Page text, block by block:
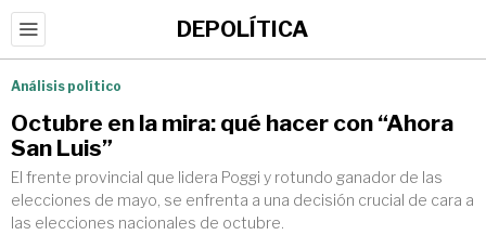
DEPOLÍTICA
Análisis político
Octubre en la mira: qué hacer con “Ahora
San Luis”
El frente provincial que lidera Poggi y rotundo ganador de las
elecciones de mayo, se enfrenta a una decisión crucial de cara a
las elecciones nacionales de octubre.